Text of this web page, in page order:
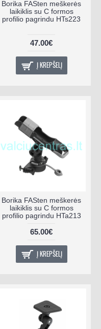
Borika FASten meškerės
laikiklis su C formos
profilio pagrindu HTs223
47.00€
Į KREPŠELĮ
Borika FASten meškerės
laikiklis su C formos
profilio pagrindu HTa213
65.00€
Į KREPŠELĮ